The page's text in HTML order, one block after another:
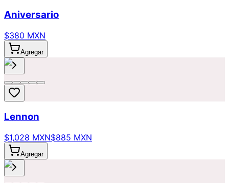
Aniversario
$380 MXN
Agregar
Lennon
$1,028 MXN$885 MXN
Agregar